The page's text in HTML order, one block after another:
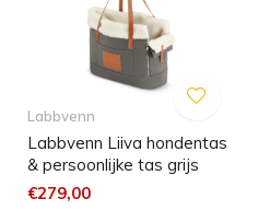
Labbvenn
Labbvenn Liiva hondentas
& persoonlijke tas grijs
€279,00